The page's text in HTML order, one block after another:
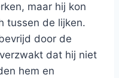
maar hij kon
tussen de lijken.
door de
dat hij niet
hem en